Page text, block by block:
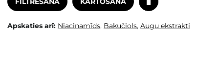
Apskaties arī: Niacinamīds, Bakučiols, Augu ekstrakti